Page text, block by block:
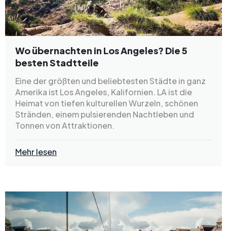
Wo übernachten in Los Angeles? Die 5
besten Stadtteile
Eine der größten und beliebtesten Städte in ganz
Amerika ist Los Angeles, Kalifornien. LA ist die
Heimat von tiefen kulturellen Wurzeln, schönen
Stränden, einem pulsierenden Nachtleben und
Tonnen von Attraktionen.
Mehr lesen